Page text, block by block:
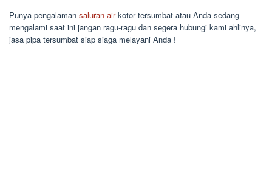
Punya pengalaman saluran airkotor tersumbat atau Anda sedang
mengalami saat ini jangan ragu-ragu dan segera hubungi kami ahlinya,
jasa pipa tersumbat siap siaga melayani Anda !